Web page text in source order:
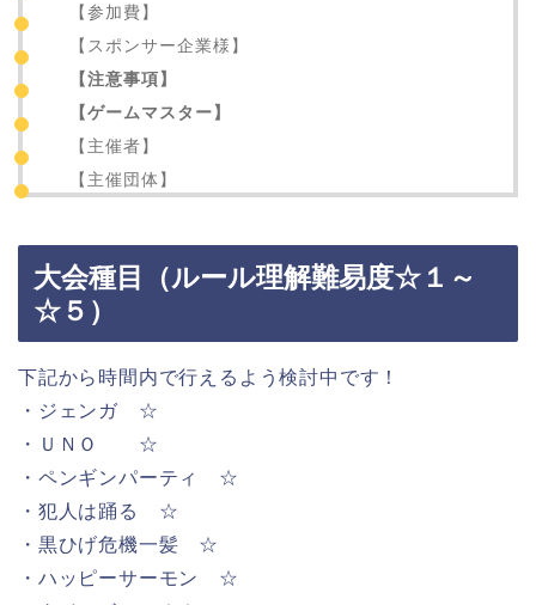
【参加費】
【スポンサー企業様】
【注意事項】
【ゲームマスター】
【主催者】
【主催団体】
大会種目（ルール理解難易度☆１～
☆５）
下記から時間内で行えるよう検討中です！
・ジェンガ ☆
・ＵＮＯ ☆
・ペンギンパーティ ☆
・犯人は踊る ☆
・黒ひげ危機一髪 ☆
・ハッピーサーモン ☆